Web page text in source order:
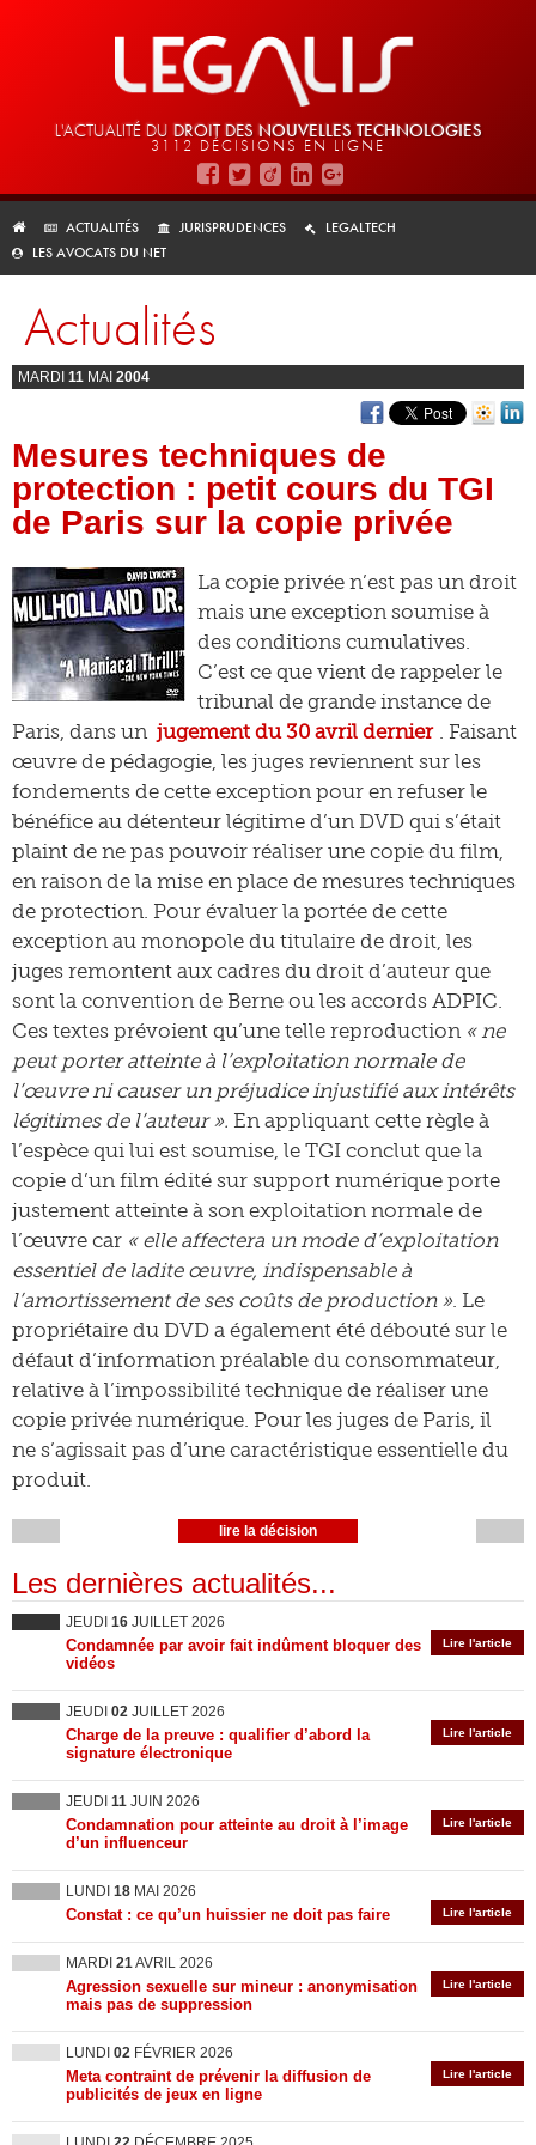
L'ACTUALITÉ DU DROIT DES NOUVELLES TECHNOLOGIES
3112 DÉCISIONS EN LIGNE
ACTUALITÉS JURISPRUDENCES
LEGALTECH
LES AVOCATS DU NET
Actualités
MARDI 11 MAI 2004
Mesures techniques de
protection : petit cours du TGI
de Paris sur la copie privée
La copie privée n’est pas un droit
mais une exception soumise à
des conditions cumulatives.
C’est ce que vient de rappeler le
tribunal de grande instance de
Paris, dans un jugement du 30 avril dernier . Faisant
œuvre de pédagogie, les juges reviennent sur les
fondements de cette exception pour en refuser le
bénéfice au détenteur légitime d’un DVD qui s’était
plaint de ne pas pouvoir réaliser une copie du film,
en raison de la mise en place de mesures techniques
de protection. Pour évaluer la portée de cette
exception au monopole du titulaire de droit, les
juges remontent aux cadres du droit d’auteur que
sont la convention de Berne ou les accords ADPIC.
Ces textes prévoient qu’une telle reproduction « ne
peut porter atteinte à l’exploitation normale de
l’œuvre ni causer un préjudice injustifié aux intérêts
légitimes de l’auteur ». En appliquant cette règle à
l’espèce qui lui est soumise, le TGI conclut que la
copie d’un film édité sur support numérique porte
justement atteinte à son exploitation normale de
l’œuvre car « elle affectera un mode d’exploitation
essentiel de ladite œuvre, indispensable à
l’amortissement de ses coûts de production ». Le
propriétaire du DVD a également été débouté sur le
défaut d’information préalable du consommateur,
relative à l’impossibilité technique de réaliser une
copie privée numérique. Pour les juges de Paris, il
ne s’agissait pas d’une caractéristique essentielle du
produit.
lire la décision
Les dernières actualités...
JEUDI 16 JUILLET 2026
Lire l'article
Condamnée par avoir fait indûment bloquer des
vidéos
JEUDI 02 JUILLET 2026
Lire l'article
Charge de la preuve : qualifier d’abord la
signature électronique
JEUDI 11 JUIN 2026
Lire l'article
Condamnation pour atteinte au droit à l’image
d’un influenceur
LUNDI 18 MAI 2026
Lire l'article
Constat : ce qu’un huissier ne doit pas faire
MARDI 21AVRIL 2026
Lire l'article
Agression sexuelle sur mineur : anonymisation
mais pas de suppression
LUNDI 02 FÉVRIER 2026
Lire l'article
Meta contraint de prévenir la diffusion de
publicités de jeux en ligne